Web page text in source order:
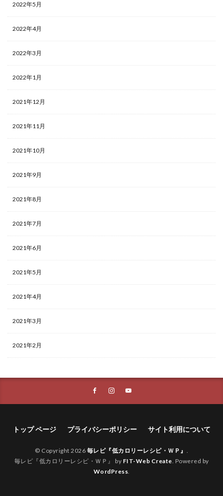
2022年5月
2022年4月
2022年3月
2022年1月
2021年12月
2021年11月
2021年10月
2021年9月
2021年8月
2021年7月
2021年6月
2021年5月
2021年4月
2021年3月
2021年2月
トップ ページ プライバシーポリシー サイト利用について
© Copyright 2026 毎レピ『低カロリーレシピ・ＷＰ』 .
毎レピ『低カロリーレシピ・ＷＰ』 by FIT-Web Create. Powered by
WordPress.